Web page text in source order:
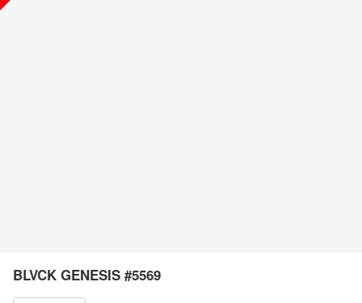
BLVCK GENESIS #5569